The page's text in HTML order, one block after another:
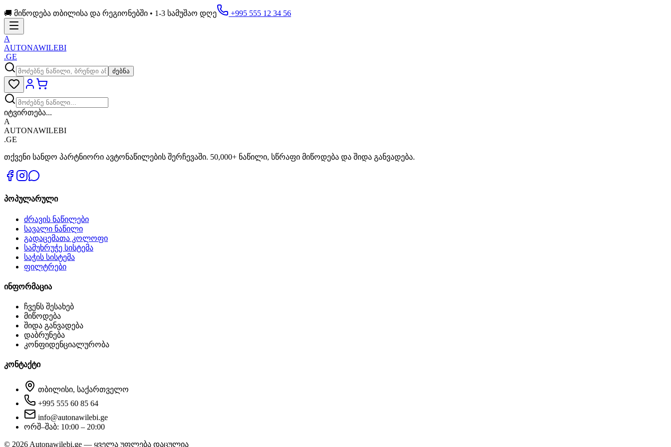
🚚 მიწოდება თბილისა და რეგიონებში • 1-3 სამუშაო დღე +995 555 12 34 56
A
AUTONAWILEBI
.GE
ძებნა
იტვირთება...
A
AUTONAWILEBI
.GE
თქვენი სანდო პარტნიორი ავტონაწილების შერჩევაში. 50,000+ ნაწილი, სწრაფი მიწოდება და შიდა განვადება.
პოპულარული
ძრავის ნაწილები
სავალი ნაწილი
გადაცემათა კოლოფი
სამუხრუჭე სისტემა
საჭის სისტემა
ფილტრები
ინფორმაცია
ჩვენს შესახებ
მიწოდება
შიდა განვადება
დაბრუნება
კონფიდენციალურობა
კონტაქტი
თბილისი, საქართველო
+995 555 60 85 64
info@autonawilebi.ge
ორშ–შაბ: 10:00 – 20:00
© 2026 Autonawilebi.ge — ყველა უფლება დაცულია